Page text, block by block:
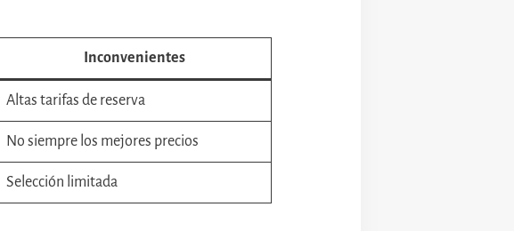
Inconvenientes
Altas tarifas de reserva
No siempre los mejores precios
Selección limitada